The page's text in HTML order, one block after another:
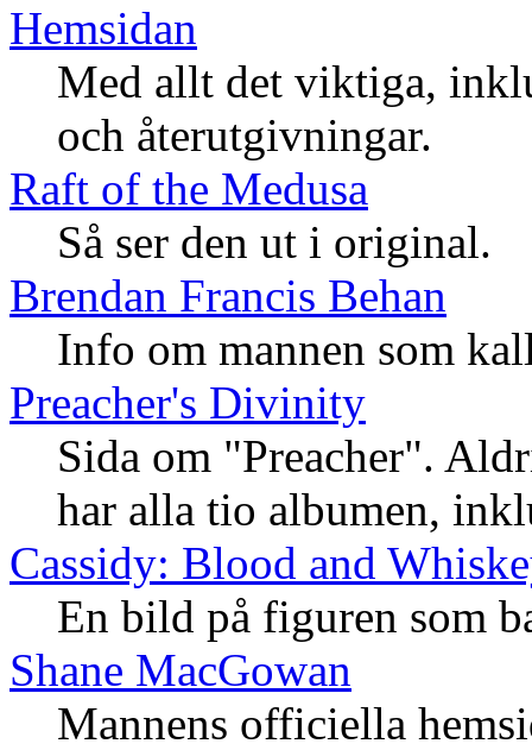
Hemsidan
Med allt det viktiga,
och återutgivningar.
Raft of the Medusa
Så ser den ut i original.
Brendan Francis Behan
Info om mannen som
Preacher's Divinity
Sida om "Preacher".
har alla tio albumen,
Cassidy: Blood and
En bild på figuren som
Shane MacGowan
Mannens officiella